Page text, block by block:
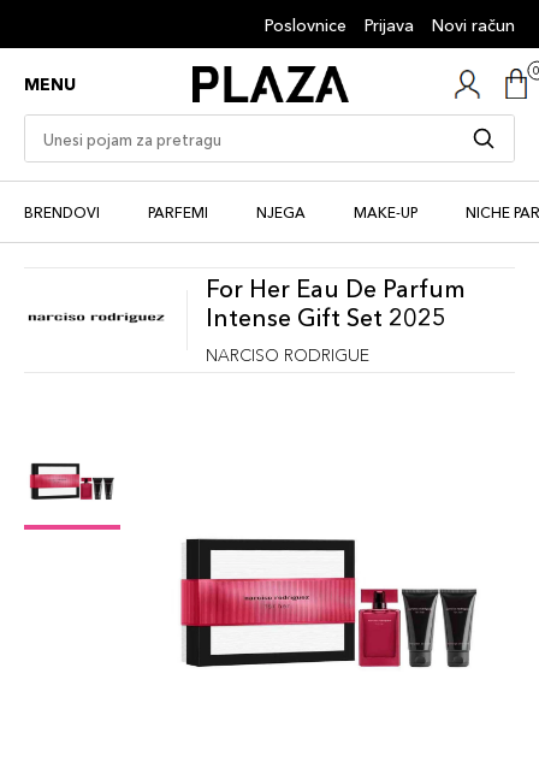
Poslovnice Prijava Novi račun
MENU
BRENDOVI PARFEMI NJEGA MAKE-UP NICHE
For Her Eau De Parfum
Intense Gift Set 2025
NARCISO RODRIGUE